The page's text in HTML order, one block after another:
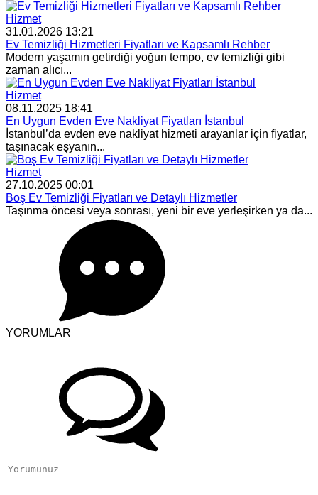
Hizmet
31.01.2026 13:21
Ev Temizliği Hizmetleri Fiyatları ve Kapsamlı Rehber
Modern yaşamın getirdiği yoğun tempo, ev temizliği gibi
zaman alıcı...
Hizmet
08.11.2025 18:41
En Uygun Evden Eve Nakliyat Fiyatları İstanbul
İstanbul’da evden eve nakliyat hizmeti arayanlar için fiyatlar,
taşınacak eşyanın...
Hizmet
27.10.2025 00:01
Boş Ev Temizliği Fiyatları ve Detaylı Hizmetler
Taşınma öncesi veya sonrası, yeni bir eve yerleşirken ya da...
YORUMLAR